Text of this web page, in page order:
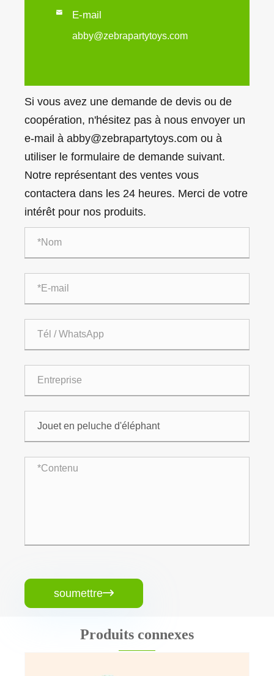
 E-mail
abby@zebrapartytoys.com
Si vous avez une demande de devis ou de
coopération, n'hésitez pas à nous envoyer un
e-mail à abby@zebrapartytoys.com ou à
utiliser le formulaire de demande suivant.
Notre représentant des ventes vous
contactera dans les 24 heures. Merci de votre
intérêt pour nos produits.
soumettre
Produits connexes